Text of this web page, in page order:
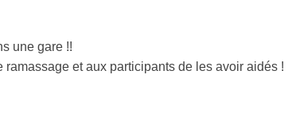
une gare !!
ramassage et aux participants de les avoir aidés !